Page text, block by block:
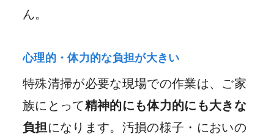
ん。
心理的・体力的な負担が大きい
特殊清掃が必要な現場での作業は、ご家
族にとって精神的にも体力的にも大きな
負担 になります。汚損の様子・においの